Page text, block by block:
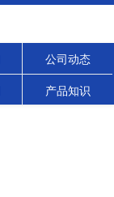
公司动态
产品知识